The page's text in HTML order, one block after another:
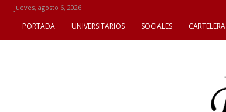
jueves, agosto 6, 2026
PORTADA UNIVERSITARIOS SOCIALES CARTELERA